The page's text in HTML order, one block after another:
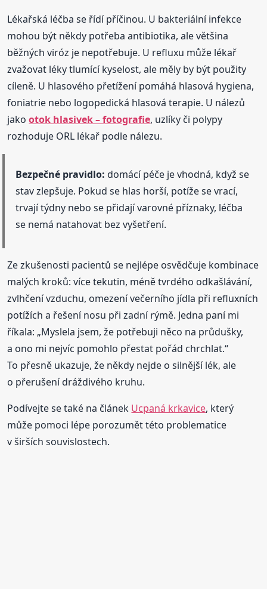
Lékařská léčba se řídí příčinou. U bakteriální infekce
mohou být někdy potřeba antibiotika, ale většina
běžných viróz je nepotřebuje. U refluxu může lékař
zvažovat léky tlumící kyselost, ale měly by být použity
cíleně. U hlasového přetížení pomáhá hlasová hygiena,
foniatrie nebo logopedická hlasová terapie. U nálezů
jakootok hlasivek – fotografie, uzlíky či polypy
rozhoduje ORL lékař podle nálezu.
Bezpečné pravidlo: domácí péče je vhodná, když se
stav zlepšuje. Pokud se hlas horší, potíže se vrací,
trvají týdny nebo se přidají varovné příznaky, léčba
se nemá natahovat bez vyšetření.
Ze zkušenosti pacientů se nejlépe osvědčuje kombinace
malých kroků: více tekutin, méně tvrdého odkašlávání,
zvlhčení vzduchu, omezení večerního jídla při refluxních
potížích a řešení nosu při zadní rýmě. Jedna paní mi
říkala: „Myslela jsem, že potřebuji něco na průdušky,
a ono mi nejvíc pomohlo přestat pořád chrchlat.“
To přesně ukazuje, že někdy nejde o silnější lék, ale
o přerušení dráždivého kruhu.
Podívejte se také na článek Ucpaná krkavice, který
může pomoci lépe porozumět této problematice
v širších souvislostech.